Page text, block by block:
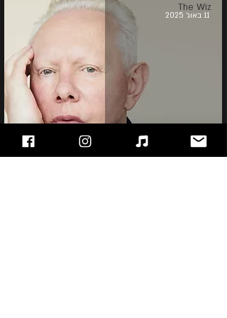
The Wiz
Joe Jackson
11 באוג׳ 2025